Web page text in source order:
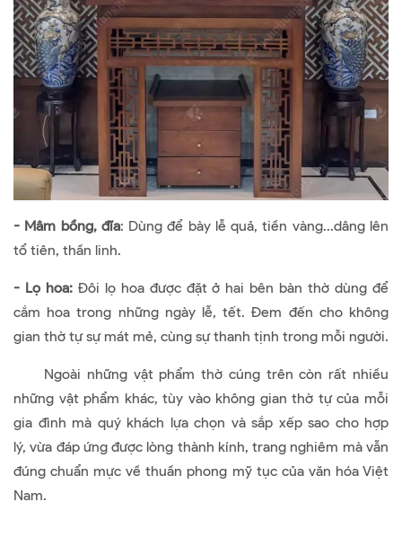
- Mâm bồng, đĩa: Dùng để bày lễ quả, tiền vàng...dâng lên
tổ tiên, thần linh.
- Lọ hoa: Đôi lọ hoa được đặt ở hai bên bàn thờ dùng để
cắm hoa trong những ngày lễ, tết. Đem đến cho không
gian thờ tự sự mát mẻ, cùng sự thanh tịnh trong mỗi người.
Ngoài những vật phẩm thờ cúng trên còn rất nhiều
những vật phẩm khác, tùy vào không gian thờ tự của mỗi
gia đình mà quý khách lựa chọn và sắp xếp sao cho hợp
lý, vừa đáp ứng được lòng thành kính, trang nghiêm mà vẫn
đúng chuẩn mực về thuần phong mỹ tục của văn hóa Việt
Nam.